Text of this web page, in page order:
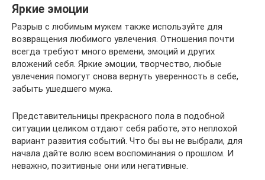
Яркие эмоции
Разрыв с любимым мужем также используйте для
возвращения любимого увлечения. Отношения почти
всегда требуют много времени, эмоций и других
вложений себя. Яркие эмоции, творчество, любые
увлечения помогут снова вернуть уверенность в себе,
забыть ушедшего мужа.
Представительницы прекрасного пола в подобной
ситуации целиком отдают себя работе, это неплохой
вариант развития событий. Что бы вы не выбрали, для
начала дайте волю всем воспоминания о прошлом. И
неважно, позитивные они или негативные.